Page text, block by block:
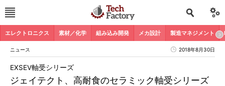
エレクトロニクス 素材／化学 組み込み開発 メカ設計 製造マネジメント
ニュース 2018年8月30日
ジェイテクト、高耐食のセラミック軸受シリーズ
EXSEV軸受シリーズ